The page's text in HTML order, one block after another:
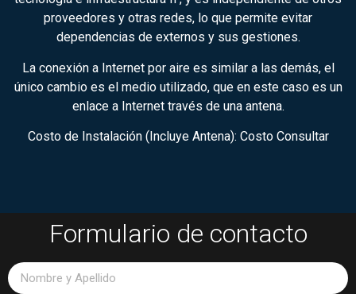
proveedores y otras redes, lo que permite evitar
dependencias de externos y sus gestiones.
La conexión a Internet por aire es similar a las demás, el
único cambio es el medio utilizado, que en este caso es un
enlace a Internet través de una antena.
Costo de Instalación (Incluye Antena): Costo Consultar
Formulario de contacto